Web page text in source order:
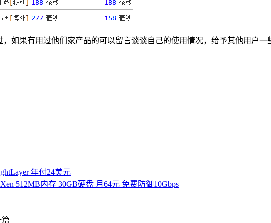
如果有用过他们家产品的可以留言谈谈自己的使用情况，给予其他用户一
年付24美元
512MB内存 30GB硬盘 月64元 免费防御10Gbps
篇